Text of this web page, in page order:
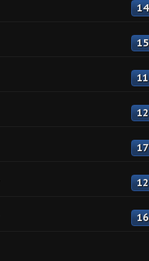
14
15
11
12
17
12
16